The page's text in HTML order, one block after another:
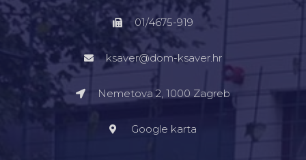
01/4675-919
ksaver@dom-ksaver.hr
Nemetova 2, 1000 Zagreb​
Google karta